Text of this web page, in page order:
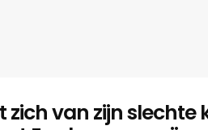
van zijn slechte